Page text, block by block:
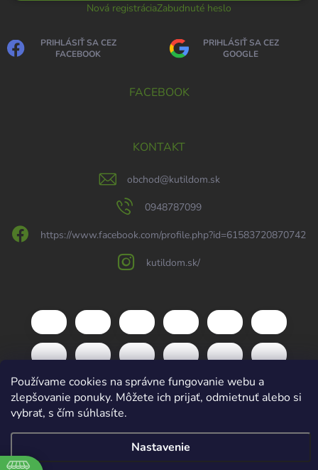
Používame cookies na správne fungovanie webu a
zlepšovanie ponuky. Môžete ich prijať, odmietnuť alebo si
vybrať, s čím súhlasíte.
Nastavenie
Nová registráciaZabudnuté heslo
PRIHLÁSIŤ SA CEZ
FACEBOOK
PRIHLÁSIŤ SA CEZ
GOOGLE
FACEBOOK
KONTAKT
obchod@kutildom.sk
0948787099
https://www.facebook.com/profile.php?id=61583720870742
kutildom.sk/
cookies